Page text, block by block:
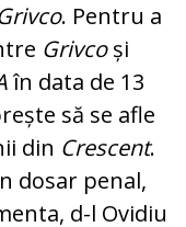
. Pentru a
Grivcoși
în data de 13
să se afle
din Crescent.
dosar penal,
d-l Ovidiu